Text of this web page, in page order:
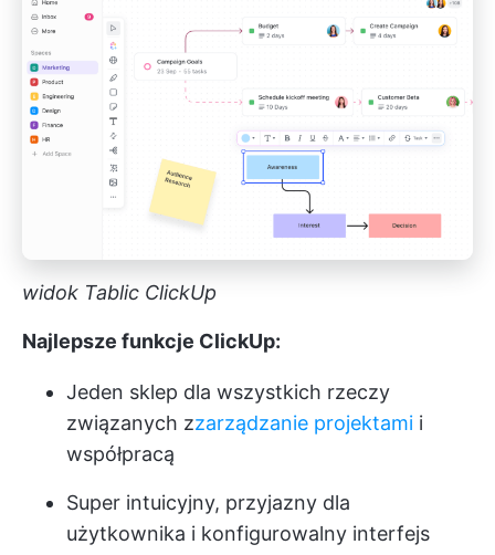
widok Tablic ClickUp
Najlepsze funkcje ClickUp:
Jeden sklep dla wszystkich rzeczy
związanych zzarządzanie projektami i
współpracą
Super intuicyjny, przyjazny dla
użytkownika i konfigurowalny interfejs